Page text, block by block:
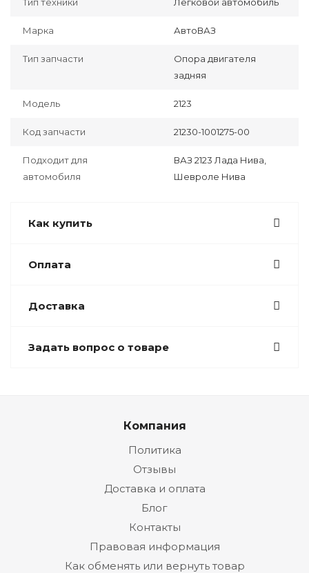
Марка АвтоВАЗ
Тип запчасти
Опора двигателя
задняя
Модель 2123
Код запчасти 21230-1001275-00
Подходит для
автомобиля
ВАЗ 2123 Лада Нива,
Шевроле Нива
Как купить
Оплата
Доставка
Задать вопрос о товаре
Компания
Политика
Отзывы
Доставка и оплата
Блог
Контакты
Правовая информация
Как обменять или вернуть товар